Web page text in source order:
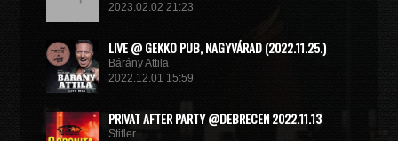
2023.02.02 21:23
LIVE @ GEKKO PUB, NAGYVÁRAD (2022.11.25.)
Bárány Attila
2022.12.01 15:59
PRIVAT AFTER PARTY @DEBRECEN 2022.11.13
Stifler